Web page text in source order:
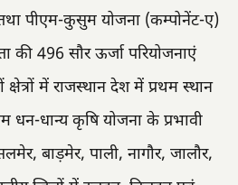
पीएम-कुसुम योजना (कम्पोनेंट-ए)
की 496 सौर ऊर्जा परियोजनाएं
में राजस्थान देश में प्रथम स्थान
धन-धान्य कृषि योजना के प्रभावी
बाड़मेर, पाली, नागौर, जालौर,